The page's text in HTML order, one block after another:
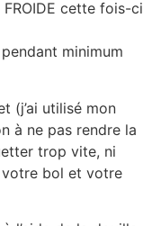
cette fois-ci
minimum
(j’ai utilisé mon
à ne pas rendre la
trop vite, ni
bol et votre